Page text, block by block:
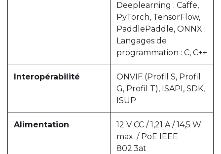
Deeplearning : Caffe,
PyTorch, TensorFlow,
PaddlePaddle, ONNX ;
Langages de
programmation : C, C++
Interopérabilité
ONVIF (Profil S, Profil
G, Profil T), ISAPI, SDK,
ISUP
Alimentation
12 V CC / 1,21 A / 14,5 W
max. / PoE IEEE
802.3at